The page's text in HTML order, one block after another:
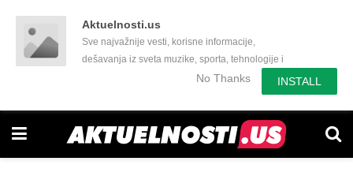
Aktuelnosti.us
Sve najvažnije vesti, korisne informacije,
dešavanja iz sveta muzike, sporta, tehnologije i
još mnogo toga zanimljivog.No Thanks INSTALL